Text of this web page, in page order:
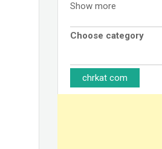
Show more
Choose category
chrkat com